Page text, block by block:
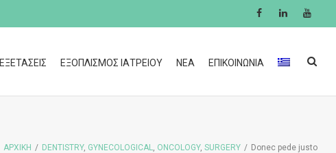
ΕΞΕΤΑΣΕΙΣ ΕΞΟΠΛΙΣΜΟΣ ΙΑΤΡΕΙΟΥ ΝΕΑ ΕΠΙΚΟΙΝΩΝΙΑ
ΑΡΧΙΚΗ / DENTISTRY, GYNECOLOGICAL ONCOLOGY, SURGERY / Donec pede justo